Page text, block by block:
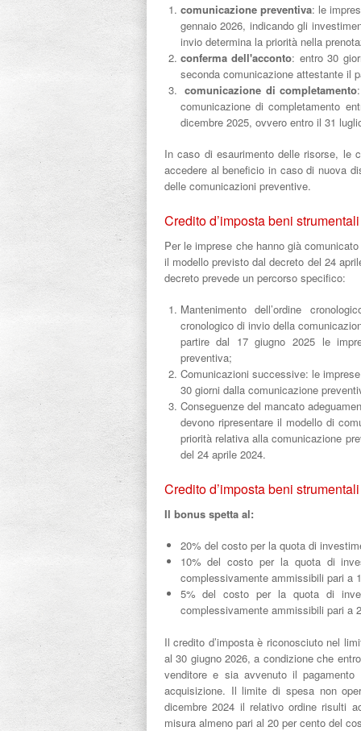
comunicazione preventiva: le
gennaio 2026, indicando gli
invio determina la priorità nella
conferma dell'acconto: entro 30
seconda comunicazione attestante il
comunicazione di completamento
comunicazione di completamento
dicembre 2025, ovvero entro il 31
In caso di esaurimento delle risorse, le
accedere al beneficio in caso di nuova
delle comunicazioni preventive.
Credito d’imposta beni
Per le imprese che hanno già
il modello previsto dal decreto del 24
decreto prevede un percorso specifico:
Mantenimento dell’ordine
cronologico di invio della
partire dal 17 giugno 2025 le
preventiva;
Comunicazioni successive: le
30 giorni dalla comunicazione
Conseguenze del mancato
devono ripresentare il modello di
priorità relativa alla comunicazione
del 24 aprile 2024.
Credito d’imposta beni
Il bonus spetta al:
20% del costo per la quota di
10% del costo per la quota di
complessivamente ammissibili pari a
5% del costo per la quota di
complessivamente ammissibili pari a
Il credito d’imposta è riconosciuto nel
al 30 giugno 2026, a condizione che
venditore e sia avvenuto il
acquisizione. Il limite di spesa non
dicembre 2024 il relativo ordine risulti
misura almeno pari al 20 per cento del